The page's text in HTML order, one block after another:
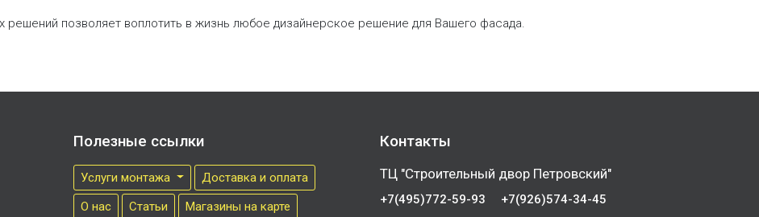
решений позволяет воплотить в жизнь любое дизайнерское решение для Вашего фасада.
Полезные ссылки
Услуги монтажа
Доставка и оплата
О нас
Cтатьи Магазины на карте
Контакты
ТЦ "Строительный двор Петровский"
+7(495)772-59-93
+7(926)574-34-45